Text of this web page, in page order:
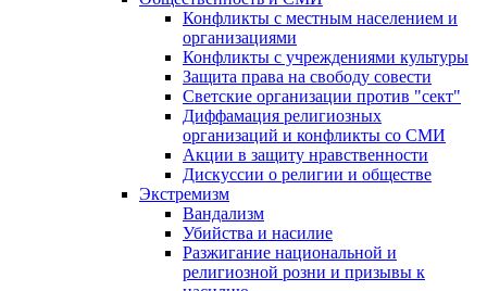
Конфликты с местным населением и
организациями
Конфликты с учреждениями культуры
Защита права на свободу совести
Светские организации против "сект"
Диффамация религиозных
организаций и конфликты со СМИ
Акции в защиту нравственности
Дискуссии о религии и обществе
Экстремизм
Вандализм
Убийства и насилие
Разжигание национальной и
религиозной розни и призывы к